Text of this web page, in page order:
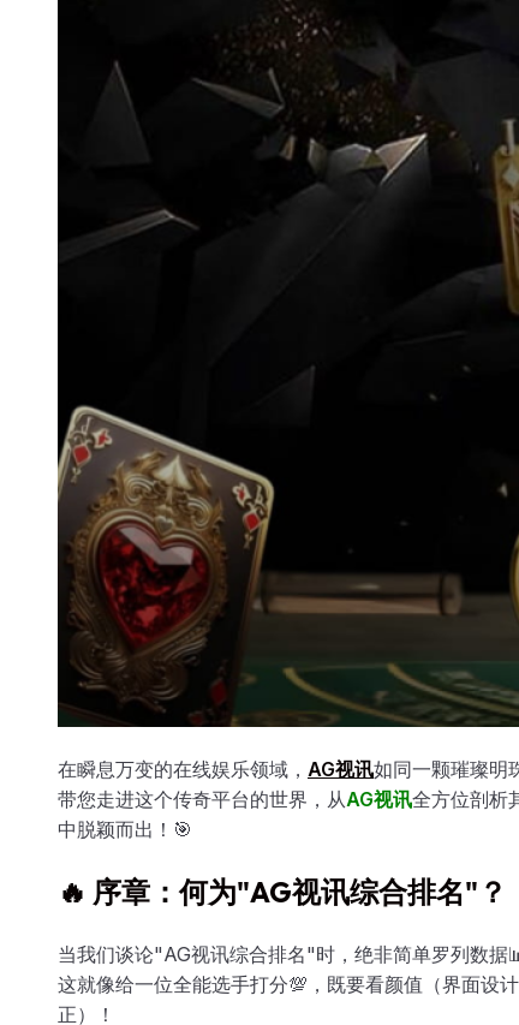
在瞬息万变的在线娱乐领域， AG视讯如同一颗璀璨明
带您走进这个传奇平台的世界，从AG视讯全方位剖析
中脱颖而出！🎯
🔥 序章：何为"AG视讯综合排名"？
当我们谈论"AG视讯综合排名"时，绝非简单罗列数据
这就像给一位全能选手打分💯，既要看颜值（界面设
正）！